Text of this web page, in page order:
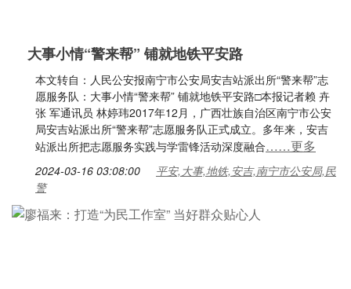
大事小情“警来帮” 铺就地铁平安路
本文转自：人民公安报南宁市公安局安吉站派出所“警来帮”志
愿服务队：大事小情“警来帮” 铺就地铁平安路□本报记者赖 卉
张 军通讯员 林婷玮2017年12月，广西壮族自治区南宁市公安
局安吉站派出所“警来帮”志愿服务队正式成立。多年来，安吉
站派出所把志愿服务实践与学雷锋活动深度融合……更多
2024-03-16 03:08:00
平安,大事,地铁,安吉,南宁市公安局,民
警